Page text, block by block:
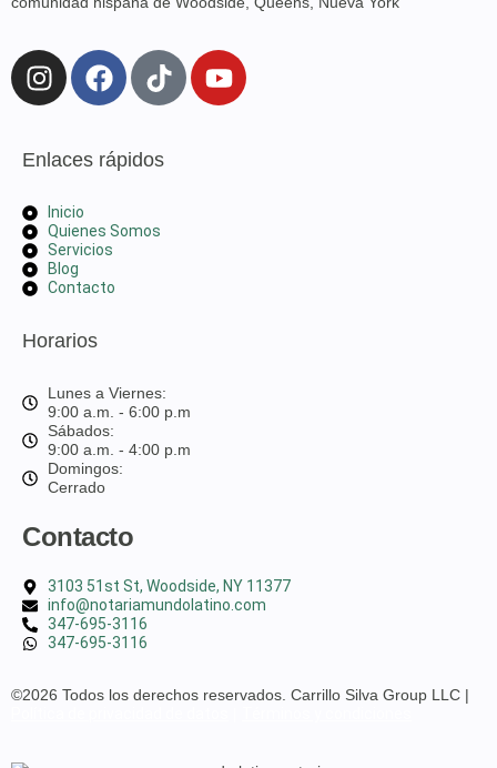
Enlaces rápidos
Inicio
Quienes Somos
Servicios
Blog
Contacto
Horarios
Lunes a Viernes:
9:00 a.m. - 6:00 p.m
Sábados:
9:00 a.m. - 4:00 p.m
Domingos:
Cerrado
Contacto
3103 51st St, Woodside, NY 11377
info@notariamundolatino.com
347-695-3116
347-695-3116
©2026 Todos los derechos reservados. Carrillo Silva Group LLC |